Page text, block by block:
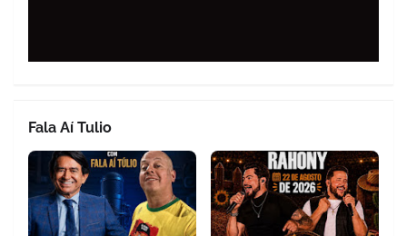
Fala Aí Tulio